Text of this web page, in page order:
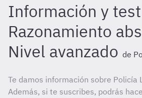
Información y
Razonamiento
Nivel avanzado de
Te damos información sobre Policía
Además, si te suscribes, podrás